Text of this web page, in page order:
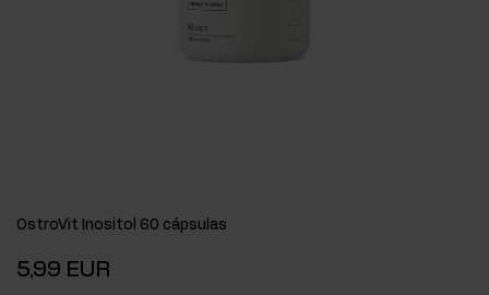
OstroVit Inositol 60 cápsulas
5,99 EUR